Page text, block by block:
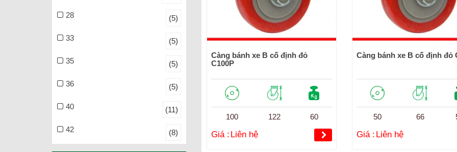
28 (5)
33 (5)
35 (5)
36 (5)
40 (11)
42 (8)
Càng bánh xe B cố định đỏ
C100P
100 122 60
Giá : Liên hệ
Càng bánh xe B cố định đỏ
50 66
Giá : Liên hệ